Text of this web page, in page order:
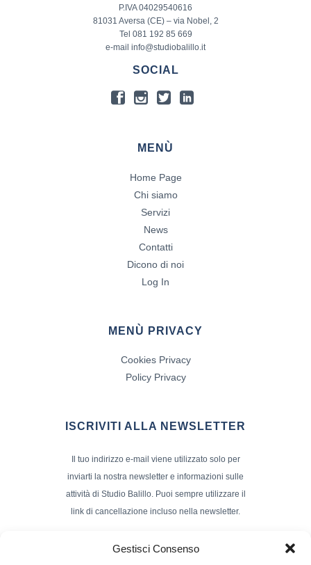
Gestisci Consenso
P.IVA 04029540616
81031 Aversa (CE) – via Nobel, 2
Tel 081 192 85 669
e-mail info@studiobalillo.it
SOCIAL
MENÙ
Home Page
Chi siamo
Servizi
News
Contatti
Dicono di noi
Log In
MENÙ PRIVACY
Cookies Privacy
Policy Privacy
ISCRIVITI ALLA NEWSLETTER
Il tuo indirizzo e-mail viene utilizzato solo per
inviarti la nostra newsletter e informazioni sulle
attività di Studio Balillo. Puoi sempre utilizzare il
link di cancellazione incluso nella newsletter.